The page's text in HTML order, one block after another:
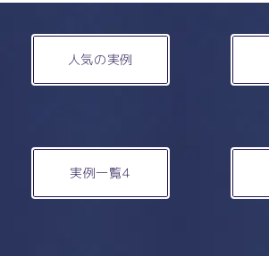
人気の実例
実例一覧4